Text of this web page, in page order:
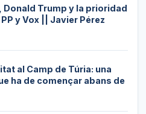
Trump y la prioridad
y Vox || Javier Pérez
al Camp de Túria: una
ha de començar abans de